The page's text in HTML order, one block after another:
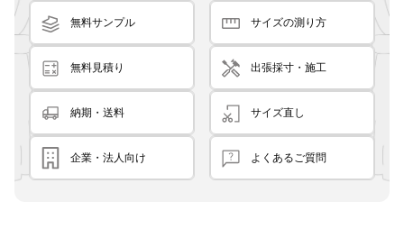
無料サンプル サイズの測り方
無料見積り 出張採寸・施工
納期・送料 サイズ直し
企業・法人向け よくあるご質問